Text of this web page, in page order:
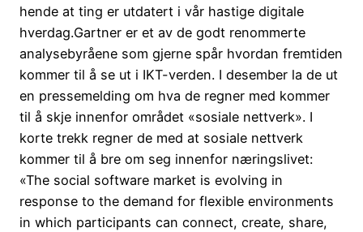
hende at ting er utdatert i vår hastige digitale
hverdag.Gartner er et av de godt renommerte
analysebyråene som gjerne spår hvordan fremtiden
kommer til å se ut i IKT-verden. I desember la de ut
en pressemelding om hva de regner med kommer
til å skje innenfor området «sosiale nettverk». I
korte trekk regner de med at sosiale nettverk
kommer til å bre om seg innenfor næringslivet:
«The social software market is evolving in
response to the demand for flexible environments
in which participants can connect, create, share,